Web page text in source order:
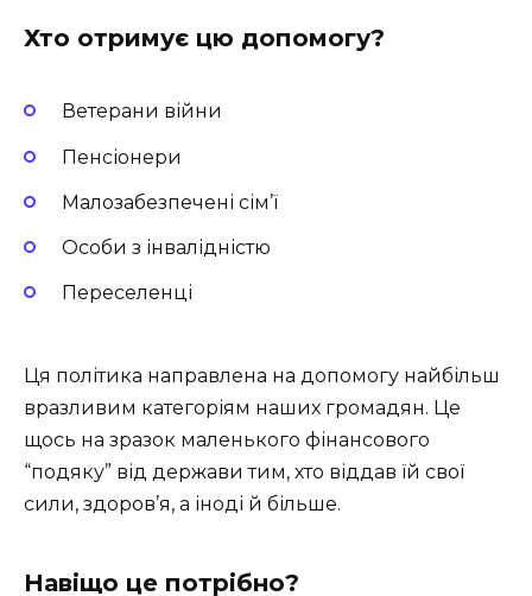
Хто отримує цю допомогу?
Ветерани війни
Пенсіонери
Малозабезпечені сім’ї
Особи з інвалідністю
Переселенці
Ця політика направлена на допомогу найбільш
вразливим категоріям наших громадян. Це
щось на зразок маленького фінансового
“подяку” від держави тим, хто віддав їй свої
сили, здоров’я, а іноді й більше.
Навіщо це потрібно?